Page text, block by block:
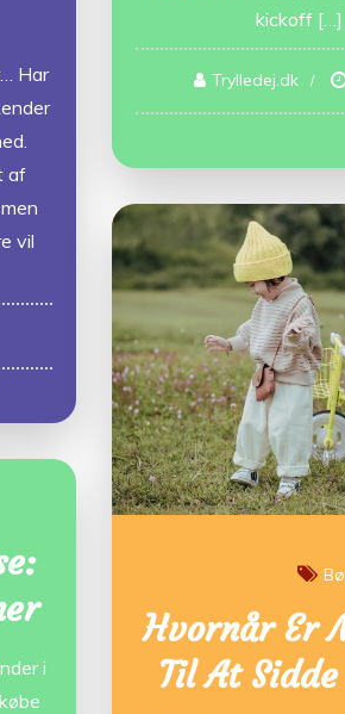
kickoff […]
Trylledej.dk
Har
af
vil
Hvornår Er
Til At
i